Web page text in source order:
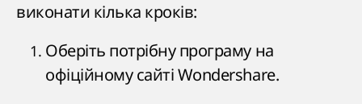
виконати кілька кроків:
Оберіть потрібну програму на
офіційному сайті Wondershare.